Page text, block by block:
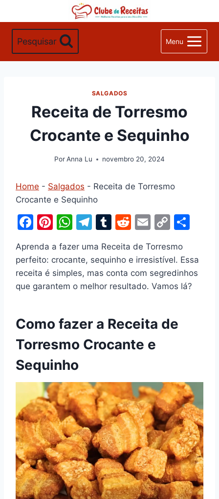
Conteúdo
Pesquisar Menu
SALGADOS
Receita de Torresmo
Crocante e Sequinho
PorAnna Lu novembro 20, 2024
Home - Salgados - Receita de Torresmo
Crocante e Sequinho
F
c
e
b
o
k
Pi
er
e
st
W
at
s
A
p
T
e
gr
a
T
m
bl
r
R
d
di
t
E
ai
l
C
p
y
Li
k
ar
e
Aprenda a fazer uma Receita de Torresmo
perfeito: crocante, sequinho e irresistível. Essa
receita é simples, mas conta com segredinhos
que garantem o melhor resultado. Vamos lá?
Como fazer a Receita de
Torresmo Crocante e
Sequinho